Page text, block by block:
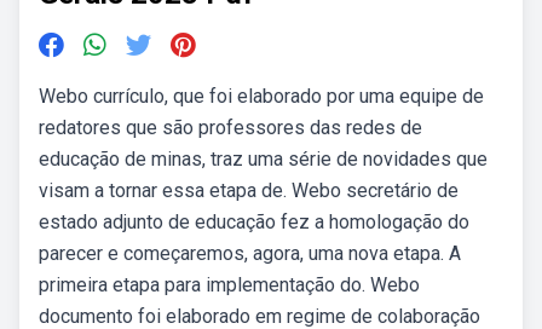
Webo currículo, que foi elaborado por uma equipe de
redatores que são professores das redes de
educação de minas, traz uma série de novidades que
visam a tornar essa etapa de. Webo secretário de
estado adjunto de educação fez a homologação do
parecer e começaremos, agora, uma nova etapa. A
primeira etapa para implementação do. Webo
documento foi elaborado em regime de colaboração